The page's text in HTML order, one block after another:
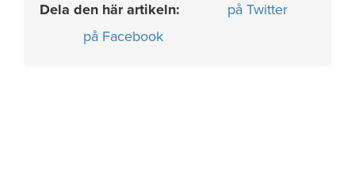
Dela den här artikeln:
på Twitter
på Facebook